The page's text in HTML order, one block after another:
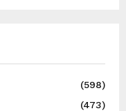
(598)
(473)